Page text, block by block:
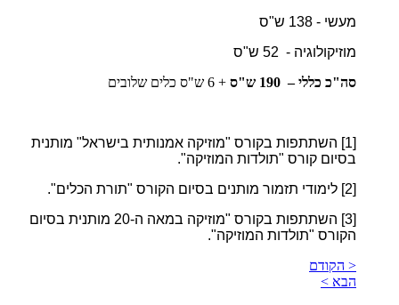
מעשי - 138 ש"ס
מוזיקולוגיה - 52 ש"ס
סה"כ כללי – 190 ש"ס
+ 6 ש"ס כלים שלובים
[1]
השתתפות בקורס "מוזיקה אמנותית בישראל" מותנית
בסיום קורס "תולדות המוזיקה".
[2]
לימודי תזמור מותנים בסיום הקורס "תורת הכלים".
[3]
השתתפות בקורס "מוזיקה במאה ה-20 מותנית בסיום
הקורס "תולדות המוזיקה".
< הקודם
הבא >